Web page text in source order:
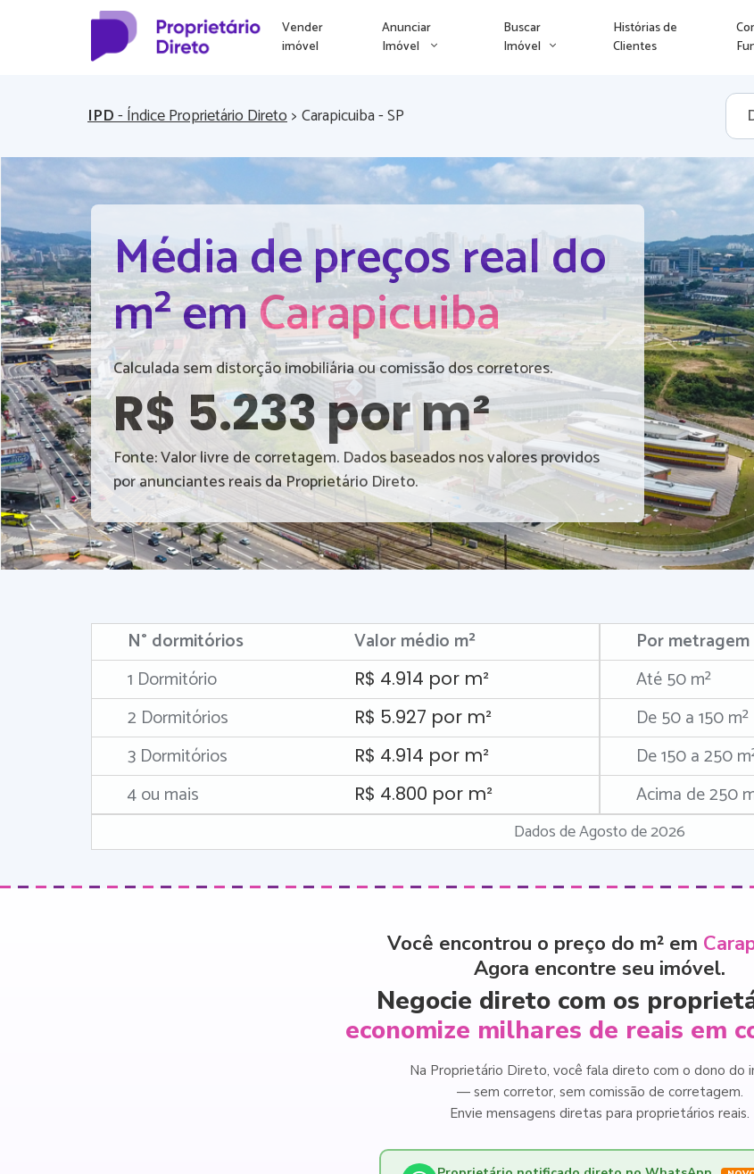
Vender
imóvel
Anunciar
Imóvel
Buscar
Imóvel
Histórias de
Clientes
IPD- Índice Proprietário Direto> Carapicuiba - SP
Média de preços real do
m² emCarapicuiba
Calculada sem distorção imobiliária ou comissão dos corretores.
R$ 5.233 por m²
Fonte: Valor livre de corretagem. Dados baseados nos valores providos
por anunciantes reais da Proprietário Direto.
N° dormitórios
Valor médio m²
1 Dormitório
R$ 4.914 por m²
2 Dormitórios R$ 5.927 por m²
3 Dormitórios R$ 4.914 por m²
4 ou mais R$ 4.800 por m²
Por metragem
Até 50 m²
De 50 a 150 m²
De 150 a 250
Acima de 250
Dados de Agosto de 2026
Você encontrou o preço do m² em
Agora encontre seu imóvel.
Negocie direto com os
economize milhares de reais em
Na Proprietário Direto, você fala direto com o dono do
— sem corretor, sem comissão de corretagem.
Envie mensagens diretas para proprietários reais.